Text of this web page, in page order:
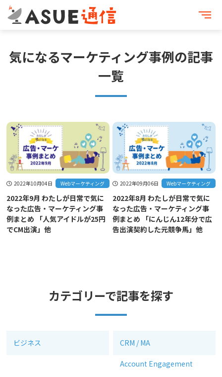
気になるマーケティング事例の記事
一覧
2022年10月04日 Webマーケティング
2022年9月 わたしが日常で気に
なった広告・マーケティング事
例まとめ 「人気アイドルが25円
でCM出演」他
2022年09月06日 Webマーケティング
2022年8月 わたしが日常で気に
なった広告・マーケティング事
例まとめ 「にんじん12年分で広
告出演契約した元競争馬」他
カテゴリーで記事を探す
ビジネス CRM / MA
Account Engagement